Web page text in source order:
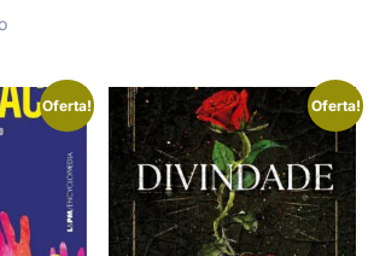
Oferta! Oferta!